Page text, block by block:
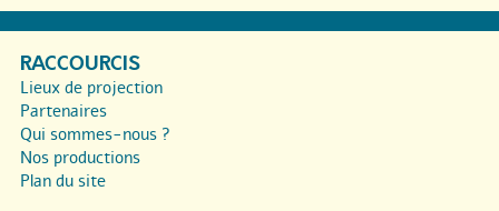
RACCOURCIS
Lieux de projection
Partenaires
Qui sommes-nous ?
Nos productions
Plan du site